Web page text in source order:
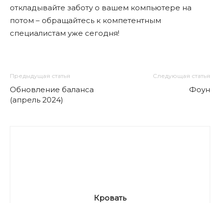
откладывайте заботу о вашем компьютере на
потом – обращайтесь к компетентным
специалистам уже сегодня!
Предыдущая статья
Обновление баланса
(апрель 2024)
Следующая статья
Фоун
Кровать